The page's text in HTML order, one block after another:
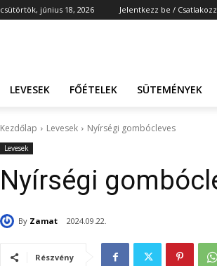
csütörtök, június 18, 2026 Jelentkezz be / Csatlakozz
LEVESEK FŐÉTELEK SÜTEMÉNYEK
Kezdőlap Levesek Nyírségi gombócleves
Levesek
Nyírségi
By Zamat 2024.09.22.
Részvény